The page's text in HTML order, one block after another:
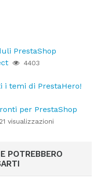
PrestaShop
4403
i temi di PrestaHero!
per PrestaShop
visualizzazioni
POTREBBERO